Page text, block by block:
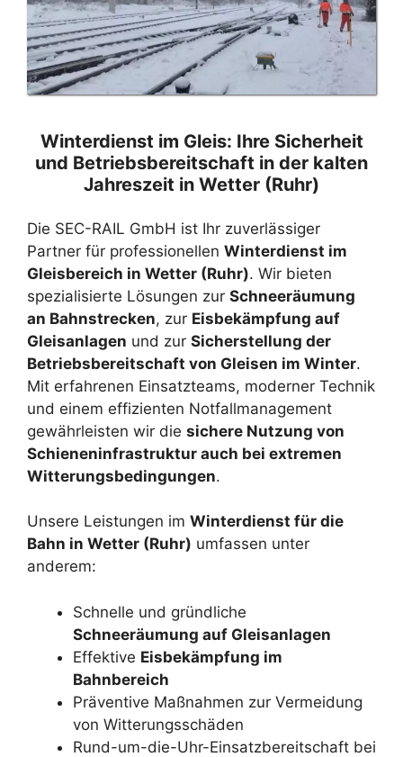
Winterdienst im Gleis: Ihre Sicherheit
und Betriebsbereitschaft in der kalten
Jahreszeit in Wetter (Ruhr)
Die SEC-RAIL GmbH ist Ihr zuverlässiger
Partner für professionellen Winterdienst im
Gleisbereich in Wetter (Ruhr). Wir bieten
spezialisierte Lösungen zur Schneeräumung
an Bahnstrecken, zur Eisbekämpfung auf
Gleisanlagen und zur Sicherstellung der
Betriebsbereitschaft von Gleisen im Winter.
Mit erfahrenen Einsatzteams, moderner Technik
und einem effizienten Notfallmanagement
gewährleisten wir die sichere Nutzung von
Schieneninfrastruktur auch bei extremen
Witterungsbedingungen.
Unsere Leistungen im Winterdienst für die
Bahn in Wetter (Ruhr) umfassen unter
anderem:
Schnelle und gründliche
Schneeräumung auf Gleisanlagen
Effektive Eisbekämpfung im
Bahnbereich
Präventive Maßnahmen zur Vermeidung
von Witterungsschäden
Rund-um-die-Uhr-Einsatzbereitschaft bei